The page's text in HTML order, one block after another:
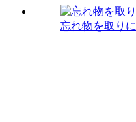
忘れ物を取りに